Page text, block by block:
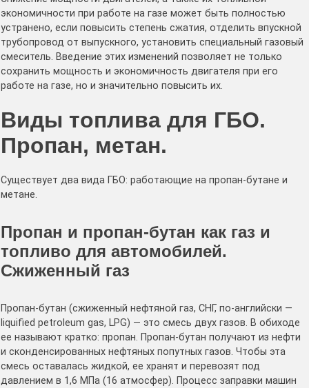
экономичности при работе на газе может быть полностью
устранено, если повысить степень сжатия, отделить впускной
трубопровод от выпускного, установить специальный газовый
смеситель. Введение этих изменений позволяет не только
сохранить мощность и экономичность двигателя при его
работе на газе, но и значительно повысить их.
Виды топлива для ГБО.
Пропан, метан.
Существует два вида ГБО: работающие на пропан-бутане и
метане.
Пропан и пропан-бутан как газ и
топливо для автомобилей.
Сжиженный газ
Пропан-бутан (сжиженный нефтяной газ, СНГ, по-английски —
liquified petroleum gas, LPG) — это смесь двух газов. В обиходе
ее называют кратко: пропан. Пропан-бутан получают из нефти
и сконденсированных нефтяных попутных газов. Чтобы эта
смесь оставалась жидкой, ее хранят и перевозят под
давлением в 1,6 МПа (16 атмосфер). Процесс заправки машин